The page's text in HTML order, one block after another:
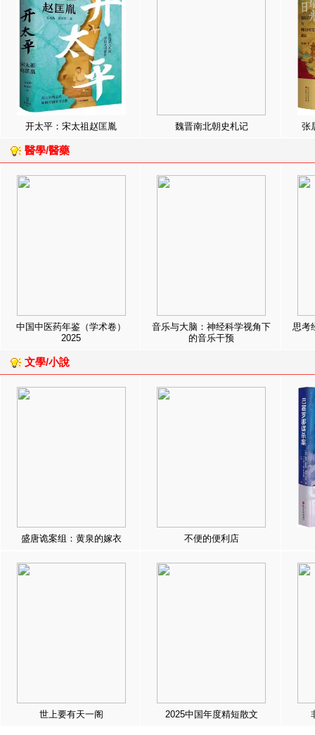
开太平：宋太祖赵匡胤 魏晋南北朝史札记 张
醫學/醫藥
中国中医药年鉴（学术卷）
2025
音乐与大脑：神经科学视角下
的音乐干预
思考
文學/小說
盛唐诡案组：黄泉的嫁衣 不便的便利店
世上要有天一阁 2025中国年度精短散文